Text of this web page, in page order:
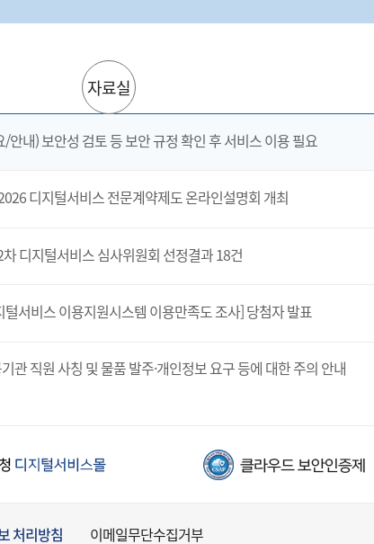
자료실
/안내) 보안성 검토 등 보안 규정 확인 후 서비스 이용 필요
디지털서비스 전문계약제도 온라인설명회 개최
디지털서비스 심사위원회 선정결과 18건
털서비스 이용지원시스템 이용만족도 조사] 당첨자 발표
관 직원 사칭 및 물품 발주·개인정보 요구 등에 대한 주의 안내
처리방침 이메일무단수집거부